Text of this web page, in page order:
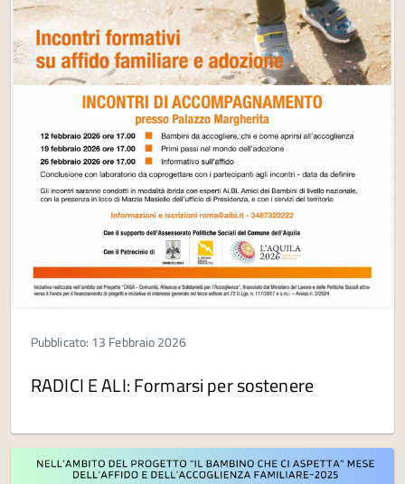
Pubblicato: 13 Febbraio 2026
RADICI E ALI: Formarsi per sostenere